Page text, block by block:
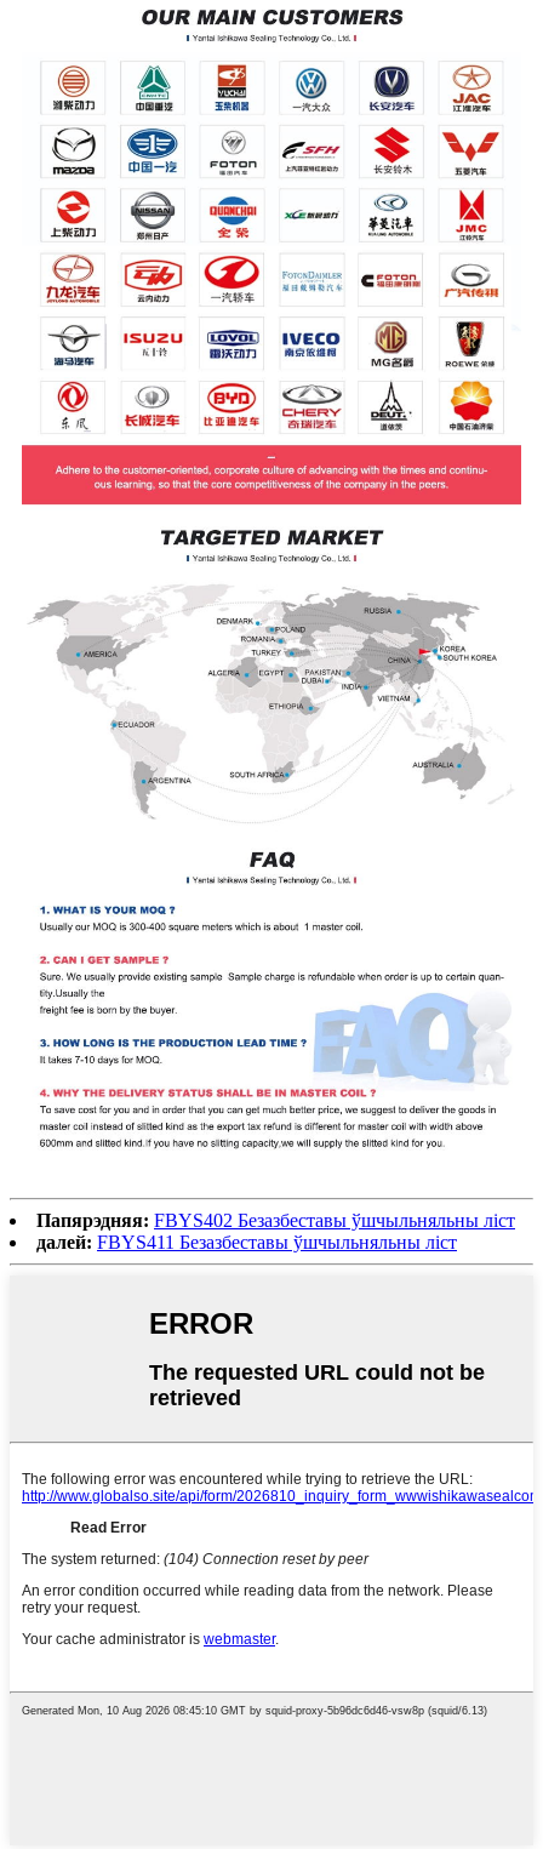
Папярэдняя: FBYS402 Безазбеставы ўшчыльняльны ліст
далей: FBYS411 Безазбеставы ўшчыльняльны ліст